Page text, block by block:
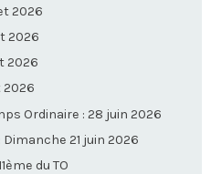
2026
2026
2026
2026
Ordinaire : 28 juin 2026
21 juin 2026
du TO